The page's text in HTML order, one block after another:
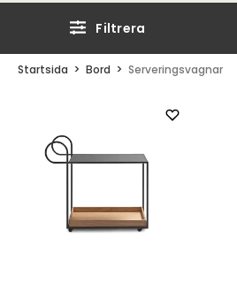
Filtrera
Startsida Bord Serveringsvagnar